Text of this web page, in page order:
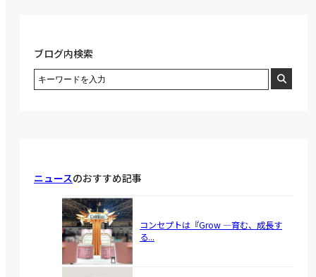
ブログ内検索
ニュースのおすすめ記事
コンセプトは『Grow ―育む、成長す
る...